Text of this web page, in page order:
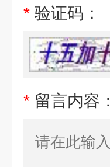
* 验证码：
* 留言内容：